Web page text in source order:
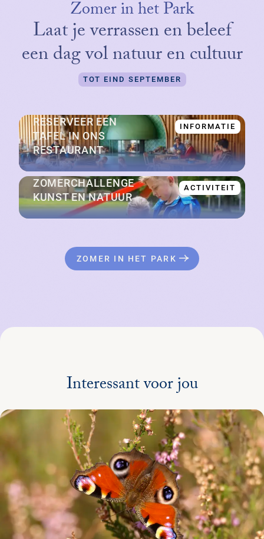
Zomer in het Park
Laat je verrassen en beleef
een dag vol natuur en cultuur
TOT EIND SEPTEMBER
INFORMATIE
RESERVEER EEN
TAFEL IN ONS
RESTAURANT
ACTIVITEIT
ZOMERCHALLENGE
KUNST EN NATUUR
ZOMER IN HET PARK
Interessant voor jou